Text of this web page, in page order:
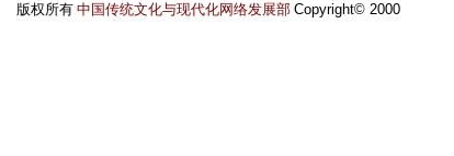
版权所有 中国传统文化与现代化网络发展部 Copyright© 2000